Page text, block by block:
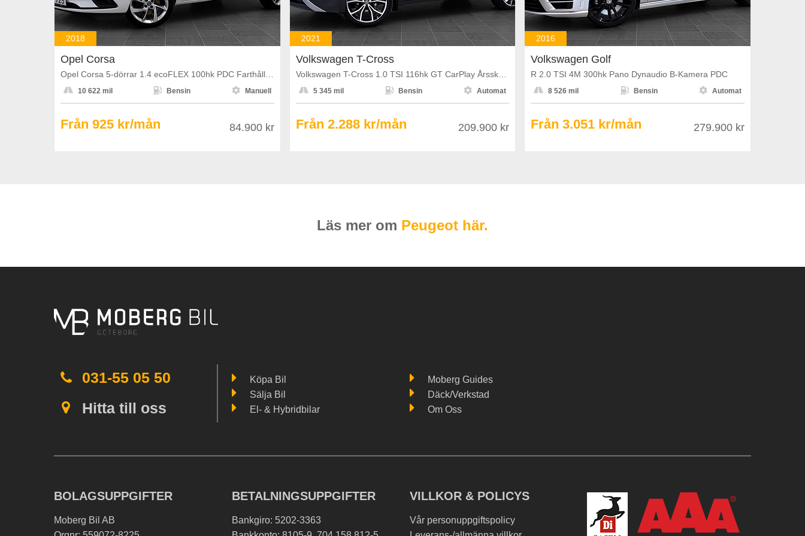
2018
Opel Corsa
 10 622 mil  Bensin  Manuell
Från 925 kr/mån 84.900 kr
2021
Volkswagen T-Cross
Volkswagen T-Cross 1.0 TSI 116hk GT CarPlay Årsskatt 1108kr
 5 345 mil  Bensin  Automat
Från 2.288 kr/mån 209.900 kr
2016
Volkswagen Golf
R 2.0 TSI 4M 300hk Pano Dynaudio B-Kamera PDC
 8 526 mil  Bensin  Automat
Från 3.051 kr/mån 279.900 kr
Läs mer om Peugeot här.
031-55 05 50
Hitta till oss
Köpa Bil
Sälja Bil
El- & Hybridbilar
Moberg Guides
Däck/Verkstad
Om Oss
BOLAGSUPPGIFTER
Moberg Bil AB
BETALNINGSUPPGIFTER
Bankgiro: 5202-3363
VILLKOR & POLICYS
Vår personuppgiftspolicy